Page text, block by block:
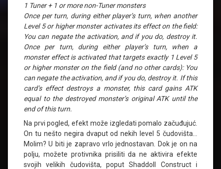
1 Tuner + 1 or more non-Tuner monsters
Once per turn, during either player’s turn, when another
Level 5 or higher monster activates its effect on the field:
You can negate the activation, and if you do, destroy it.
Once per turn, during either player’s turn, when a
monster effect is activated that targets exactly 1 Level 5
or higher monster on the field (and no other cards): You
can negate the activation, and if you do, destroy it. If this
card’s effect destroys a monster, this card gains ATK
equal to the destroyed monster’s original ATK until the
end of this turn.
Na prvi pogled, efekt može izgledati pomalo začuđujuć.
On tu nešto negira dvaput od nekih level 5 čudovišta…
Molim? U biti je zapravo vrlo jednostavan. Dok je on na
polju, možete protivnika prisiliti da ne aktivira efekte
svojih velikih čudovišta, poput Shaddoll Construct i